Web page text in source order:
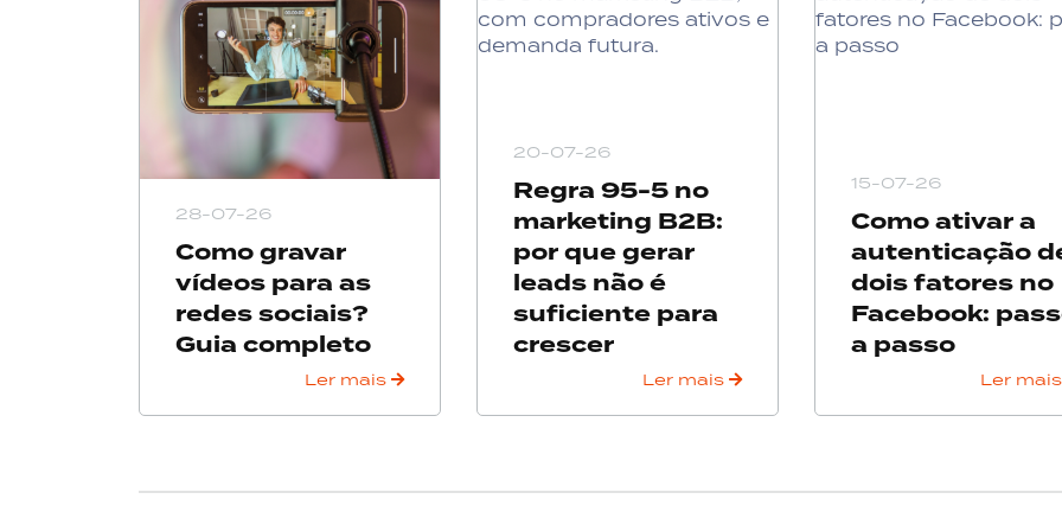
28-07-26
Como gravar
vídeos para as
redes sociais?
Guia completo
Ler mais
20-07-26
Regra 95-5 no
marketing B2B:
por que gerar
leads não é
suficiente para
crescer
Ler mais
15-07-26
Como ativar a
autenticação
dois fatores no
Facebook:
a passo
Ler mais